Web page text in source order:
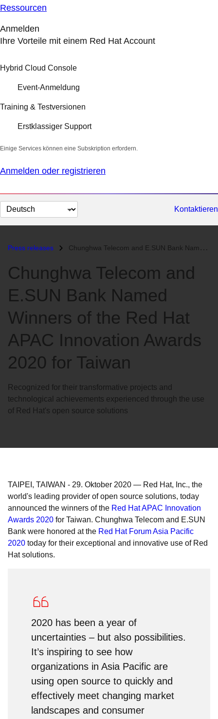
Ressourcen
Anmelden
Ihre Vorteile mit einem Red Hat Account
Hybrid Cloud Console
Event-Anmeldung
Training & Testversionen
Erstklassiger Support
Einige Services können eine Subskription erfordern.
Anmelden oder registrieren
Sprache
auswählen
Kontaktieren
Press releases Chunghwa Telecom and E.SUN Bank Named Winners of the Red Hat APAC Inno...
Chunghwa Telecom and
E.SUN Bank Named
Winners of the Red Hat
APAC Innovation Awards
2020 for Taiwan
Recognized for their transformative projects and
technological achievements experienced through the use
of Red Hat's open source solutions
TAIPEI, TAIWAN - 29. Oktober 2020 — Red Hat, Inc., the
world's leading provider of open source solutions, today
announced the winners of the Red Hat APAC Innovation
Awards 2020 for Taiwan. Chunghwa Telecom and E.SUN
Bank were honored at the Red Hat Forum Asia Pacific
2020 today for their exceptional and innovative use of Red
Hat solutions.
2020 has been a year of
uncertainties – but also possibilities.
It’s inspiring to see how
organizations in Asia Pacific are
using open source to quickly and
effectively meet changing market
landscapes and consumer